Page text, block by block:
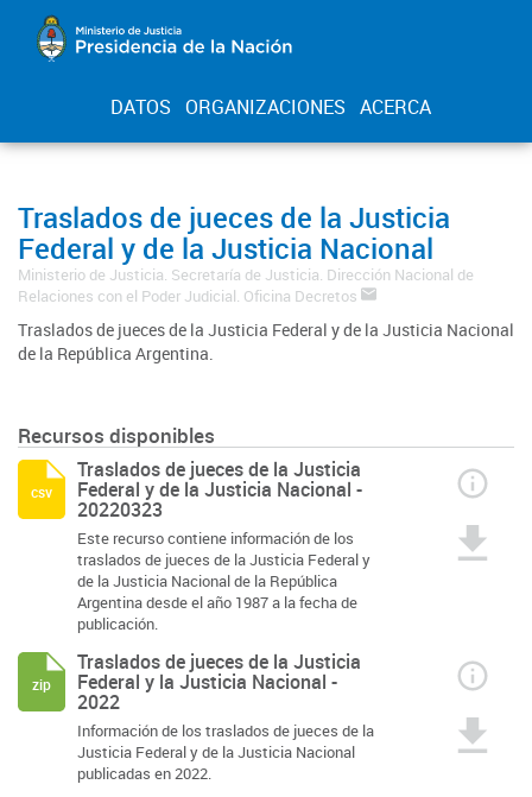
DATOS ORGANIZACIONES ACERCA
Traslados de jueces de la Justicia
Federal y de la Justicia Nacional
Ministerio de Justicia. Secretaría de Justicia. Dirección Nacional de
Relaciones con el Poder Judicial. Oficina Decretos
Traslados de jueces de la Justicia Federal y de la Justicia Nacional
de la República Argentina.
Recursos disponibles
Traslados de jueces de la Justicia
Federal y de la Justicia Nacional -
20220323
Este recurso contiene información de los
traslados de jueces de la Justicia Federal y
de la Justicia Nacional de la República
Argentina desde el año 1987 a la fecha de
publicación.
csv
Traslados de jueces de la Justicia
Federal y la Justicia Nacional -
2022
Información de los traslados de jueces de la
Justicia Federal y de la Justicia Nacional
publicadas en 2022.
zip